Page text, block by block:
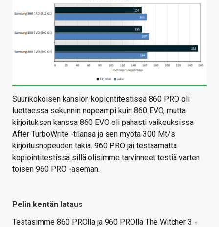
Suurikokoisen kansion kopiontitestissä 860 PRO oli
luettaessa sekunnin nopeampi kuin 860 EVO, mutta
kirjoituksen kanssa 860 EVO oli pahasti vaikeuksissa
After TurboWrite -tilansa ja sen myötä 300 Mt/s
kirjoitusnopeuden takia. 960 PRO jäi testaamatta
kopiointitestissä sillä olisimme tarvinneet testiä varten
toisen 960 PRO -aseman.
Pelin kentän lataus
Testasimme 860 PROlla ja 960 PROlla The Witcher 3 -